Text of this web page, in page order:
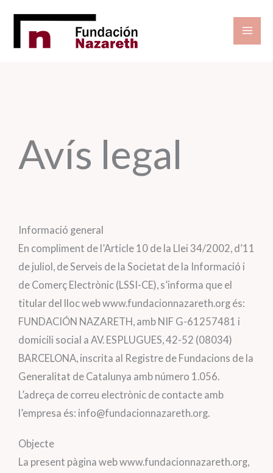
contingut
Avís legal
Informació general
En compliment de l’Article 10 de la Llei 34/2002, d’11
de juliol, de Serveis de la Societat de la Informació i
de Comerç Electrònic (LSSI-CE), s’informa que el
titular del lloc web www.fundacionnazareth.org és:
FUNDACIÓN NAZARETH, amb NIF G-61257481 i
domicili social a AV. ESPLUGUES, 42-52 (08034)
BARCELONA, inscrita al Registre de Fundacions de la
Generalitat de Catalunya amb número 1.056.
L’adreça de correu electrònic de contacte amb
l’empresa és: info@fundacionnazareth.org.
Objecte
La present pàgina web www.fundacionnazareth.org,